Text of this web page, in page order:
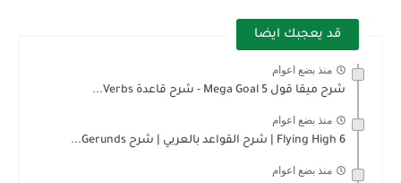
قد يعجبك ايضا
منذ بضع اعوام
شرح ميقا قول 5 Mega Goal - شرح قاعدة Verbs...
منذ بضع اعوام
Flying High 6 | شرح القواعد بالعربي | شرح Gerunds...
منذ بضع اعوام